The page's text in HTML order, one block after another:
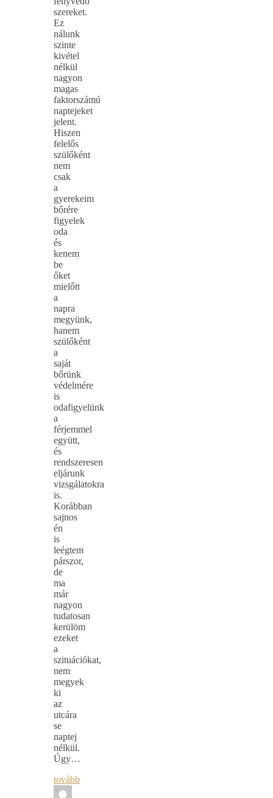
szereket.
Ez
nálunk
szinte
kivétel
nélkül
nagyon
magas
faktorszámú
naptejeket
jelent.
Hiszen
felelős
szülőként
nem
csak
a
gyerekeim
bőrére
figyelek
oda
és
kenem
be
őket
mielőtt
a
napra
megyünk,
hanem
szülőként
a
saját
bőrünk
védelmére
is
odafigyelünk
a
férjemmel
együtt,
és
rendszeresen
eljárunk
vizsgálatokra
is.
Korábban
sajnos
én
is
leégtem
párszor,
de
ma
már
nagyon
tudatosan
kerülöm
ezeket
a
szituációkat,
nem
megyek
ki
az
utcára
se
naptej
nélkül.
Úgy…
tovább